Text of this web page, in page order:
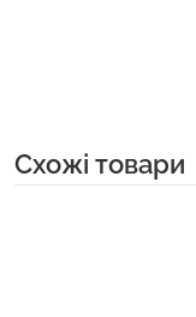
Cхожі товари